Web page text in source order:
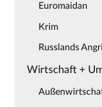
Euromaidan
Krim
Russlands
Wirtschaft +